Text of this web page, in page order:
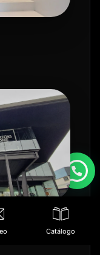
Catálogo